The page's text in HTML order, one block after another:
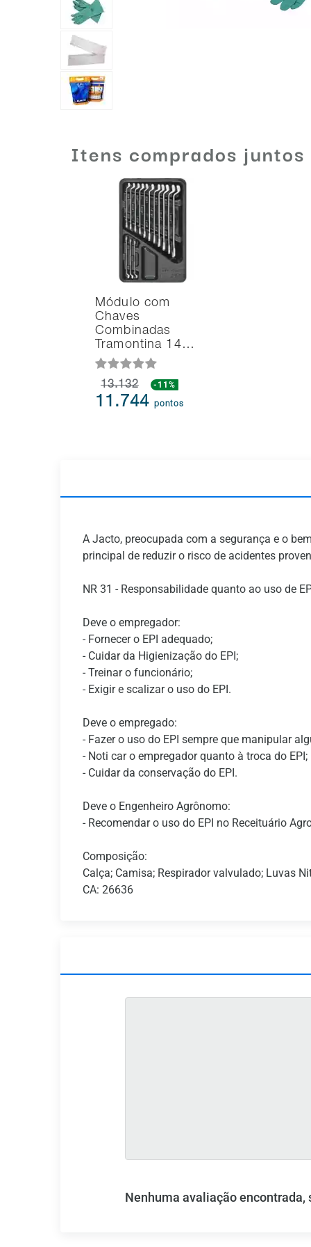
Itens comprados juntos
Módulo com
Chaves
Combinadas
Tramontina 14…
13.132 -11%
11.744pontos
A Jacto, preocupada com a segurança e o
principal de reduzir o risco de acidentes
NR 31 - Responsabilidade quanto ao uso de
Deve o empregador:
- Fornecer o EPI adequado;
- Cuidar da Higienização do EPI;
- Treinar o funcionário;
- Exigir e scalizar o uso do EPI.
Deve o empregado:
- Fazer o uso do EPI sempre que manipular
- Noti car o empregador quanto à troca do EPI;
- Cuidar da conservação do EPI.
Deve o Engenheiro Agrônomo:
- Recomendar o uso do EPI no Receituário
Composição:
Calça; Camisa; Respirador valvulado; Luvas
CA: 26636
Nenhuma avaliação